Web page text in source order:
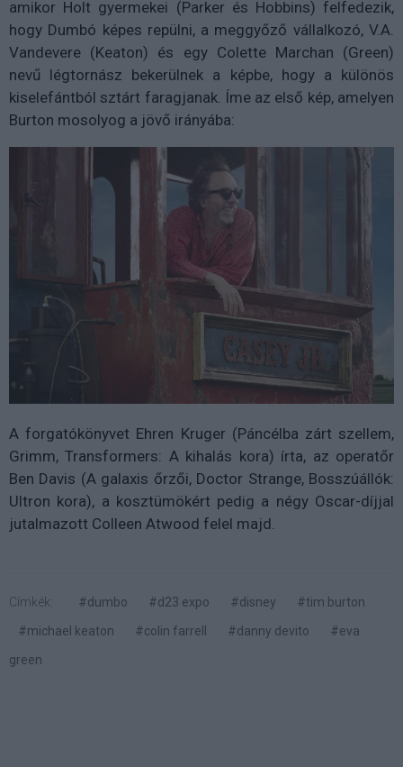
amikor Holt gyermekei (Parker és Hobbins) felfedezik,
hogy Dumbó képes repülni, a meggyőző vállalkozó, V.A.
Vandevere (Keaton) és egy Colette Marchan (Green)
nevű légtornász bekerülnek a képbe, hogy a különös
kiselefántból sztárt faragjanak. Íme az első kép, amelyen
Burton mosolyog a jövő irányába:
A forgatókönyvet Ehren Kruger (Páncélba zárt szellem,
Grimm, Transformers: A kihalás kora) írta, az operatőr
Ben Davis (A galaxis őrzői, Doctor Strange, Bosszúállók:
Ultron kora), a kosztümökért pedig a négy Oscar-díjjal
jutalmazott Colleen Atwood felel majd.
Címkék: #dumbo #d23 expo #disney
#tim burton
#michael keaton
#colin farrell #danny devito
#eva
green